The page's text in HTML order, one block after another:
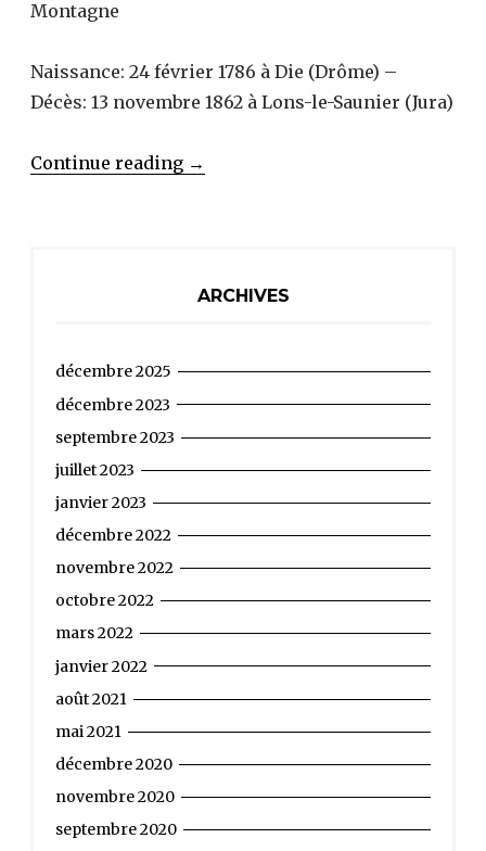
Montagne
Naissance: 24 février 1786 à Die (Drôme) –
Décès: 13 novembre 1862 à Lons-le-Saunier (Jura)
Continue reading « CHAMPAY
1862) »
→
ARCHIVES
décembre 2025
décembre 2023
septembre 2023
juillet 2023
janvier 2023
décembre 2022
novembre 2022
octobre 2022
mars 2022
janvier 2022
août 2021
mai 2021
décembre 2020
novembre 2020
septembre 2020